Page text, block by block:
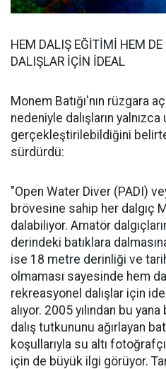
HEM DALIŞ EĞİTİMİ HEM DE
DALIŞLAR İÇİN İDEAL
Monem Batığı'nın rüzgara
nedeniyle dalışların
gerçekleştirilebildiğini
sürdürdü:
"Open Water Diver (PADI)
brövesine sahip her dalgıç
dalabiliyor. Amatör
derindeki batıklara
ise 18 metre derinliği ve
olmaması sayesinde hem
rekreasyonel dalışlar için
alıyor. 2005 yılından bu
dalış tutkununu ağırlayan
koşullarıyla su altı
için de büyük ilgi görüyor.